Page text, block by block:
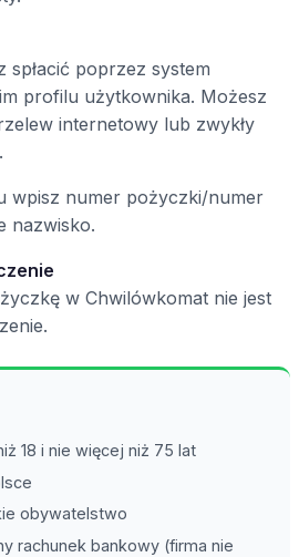
spłacić poprzez system
profilu użytkownika. Możesz
internetowy lub zwykły
wpisz numer pożyczki/numer
nazwisko.
w Chwilówkomat nie jest
18 i nie więcej niż 75 lat
obywatelstwo
rachunek bankowy (firma nie